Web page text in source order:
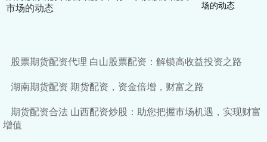
市场的动态
股票期货配资代理 白山股票配资：解锁高收益投资之路
湖南期货配资 期货配资，资金倍增，财富之路
期货配资合法 山西配资炒股：助您把握市场机遇，实现财富
增值